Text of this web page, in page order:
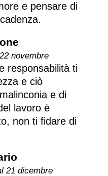
e pensare di
novembre
responsabilità ti
e ciò
e di
lavoro è
non ti fidare di
21 dicembre